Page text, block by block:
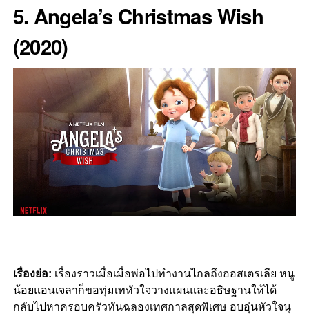
5. Angela’s Christmas Wish
(2020)
เรื่องย่อ: เรื่องราวเมื่อเมื่อพ่อไปทำงานไกลถึงออสเตรเลีย หนู
น้อยแอนเจลาก็ขอทุ่มเทหัวใจวางแผนและอธิษฐานให้ได้
กลับไปหาครอบครัวทันฉลองเทศกาลสุดพิเศษ อบอุ่นหัวใจนุ